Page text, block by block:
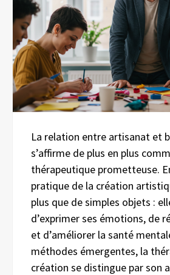
La relation entre artisanat et
s’affirme de plus en plus
thérapeutique prometteuse.
pratique de la création
plus que de simples objets :
d’exprimer ses émotions, de
et d’améliorer la santé
méthodes émergentes, la
création se distingue par son